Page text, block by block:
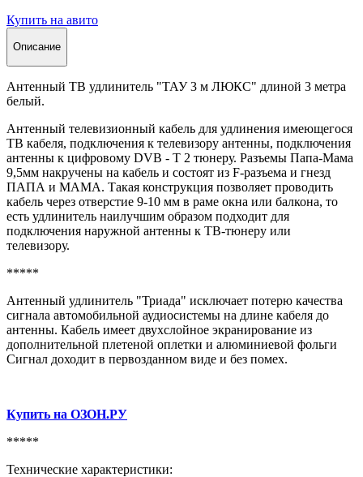
Купить на авито
Описание
Антенный ТВ удлинитель "ТАУ 3 м ЛЮКС" длиной 3 метрa
белый.
Антенный телевизионный кабель для удлинения имеющегося
ТВ кабеля, подключения к телевизору антенны, подключения
антенны к цифровому DVB - T 2 тюнеру. Разъемы Папа-Мама
9,5мм накручены на кабель и состоят из F-разъема и гнезд
ПАПА и МАМА. Такая конструкция позволяет проводить
кабель через отверстие 9-10 мм в раме окна или балкона, то
есть удлинитель наилучшим образом подходит для
подключения наружной антенны к ТВ-тюнеру или
телевизору.
*****
Антенный удлинитель "Триада" исключает потерю качества
сигнала автомобильной аудиосистемы на длине кабеля до
антенны. Кабель имеет двухслойное экранирование из
дополнительной плетеной оплетки и алюминиевой фольги
Сигнал доходит в первозданном виде и без помех.
Купить на ОЗОН.РУ
*****
Технические характеристики: